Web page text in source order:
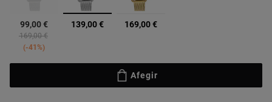
99,00 €
Price reduced from
169,00 €to
-41%
seleccionats
139,00 € 169,00 €
Afegir